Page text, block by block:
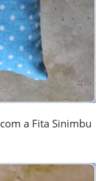
a Fita Sinimbu